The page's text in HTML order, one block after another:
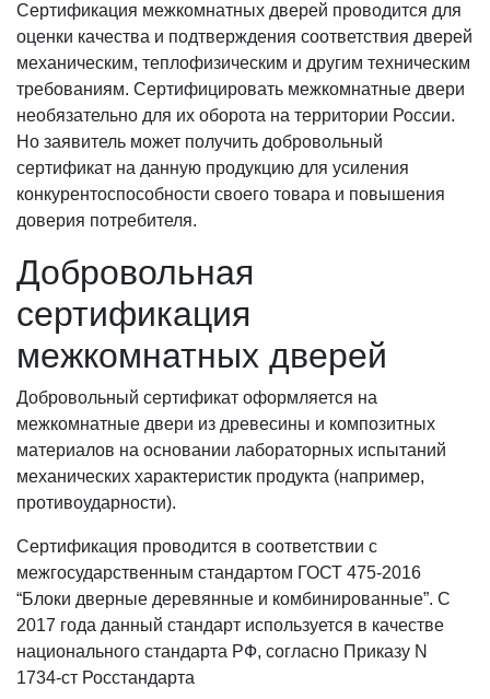
Сертификация межкомнатных дверей проводится для
оценки качества и подтверждения соответствия дверей
механическим, теплофизическим и другим техническим
требованиям. Сертифицировать межкомнатные двери
необязательно для их оборота на территории России.
Но заявитель может получить добровольный
сертификат на данную продукцию для усиления
конкурентоспособности своего товара и повышения
доверия потребителя.
Добровольная
сертификация
межкомнатных дверей
Добровольный сертификат оформляется на
межкомнатные двери из древесины и композитных
материалов на основании лабораторных испытаний
механических характеристик продукта (например,
противоударности).
Сертификация проводится в соответствии с
межгосударственным стандартом ГОСТ 475-2016
“Блоки дверные деревянные и комбинированные”. С
2017 года данный стандарт используется в качестве
национального стандарта РФ, согласно Приказу N
1734-ст Росстандарта